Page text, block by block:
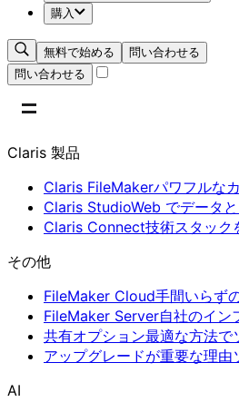
購入
無料で始める
問い合わせる
問い合わせる
Claris 製品
Claris FileMakerパワフルな
Claris StudioWeb でデータ
Claris Connect技術スタック
その他
FileMaker Cloud手間いらず
FileMaker Server自社のイン
共有オプション最適な方法で
アップグレードが重要な理由
AI